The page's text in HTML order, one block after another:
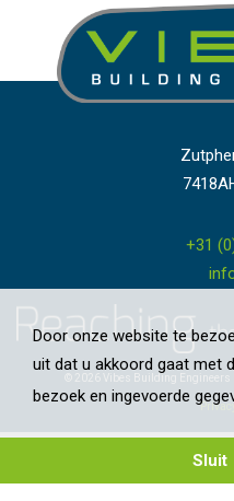
Door onze website te
uit dat u akkoord gaat met
bezoek en ingevoerde
Sluit
+31
© 2026 Vibes Building Engineers